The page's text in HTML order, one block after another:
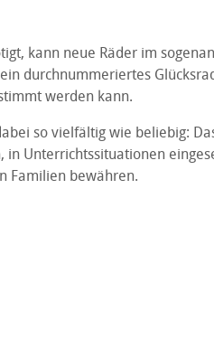
kann neue Räder im
durchnummeriertes
werden kann.
so vielfältig wie beliebig:
in Unterrichtssituationen
Familien bewähren.